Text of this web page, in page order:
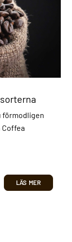
förmodligen
Coffea
LÄS MER